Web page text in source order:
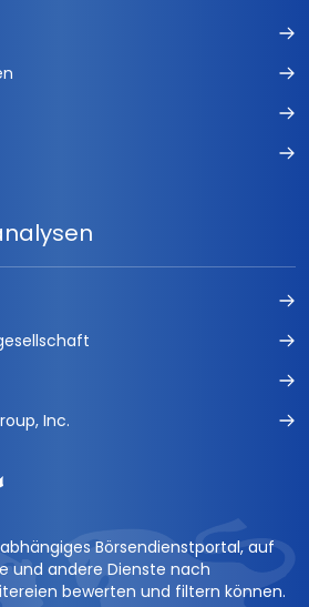
Inc.
Börsendienstportal, auf
und andere Dienste nach
bewerten und filtern können.